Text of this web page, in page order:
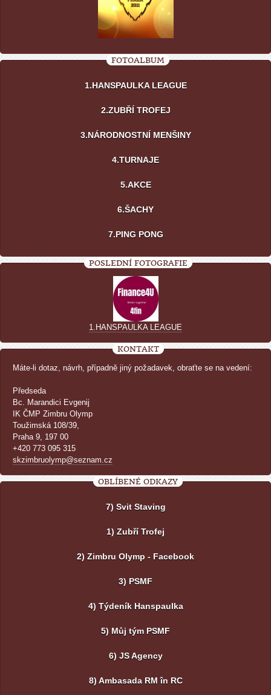
FOTOALBUM
1.HANSPAULKA LEAGUE
2.ZUBŘÍ TROFEJ
3.NÁRODNOSTNÍ MENŠINY
4.TURNAJE
5.AKCE
6.ŠACHY
7.PING PONG
POSLEDNÍ FOTOGRAFIE
1.HANSPAULKA LEAGUE
KONTAKT
Máte-li dotaz, návrh, případně jiný požadavek, obraťte se na vedení:
Předseda
Bc. Marandici Evgenij
IK ČMP Zimbru Olymp
Toužimská 108/39,
Praha 9, 197 00
+420 773 095 315
skzimbruolymp@seznam.cz
OBLÍBENÉ ODKAZY
7) Svit Staving
1) Zubří Trofej
2) Zimbru Olymp - Facebook
3) PSMF
4) Týdeník Hanspaulka
5) Můj tým PSMF
6) JS Agency
8) Ambasada RM în RC